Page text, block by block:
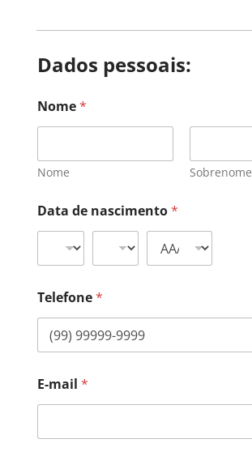
Dados pessoais:
Nome*
Nome Sobrenome
Data de nascimento*
Telefone*
E-mail *